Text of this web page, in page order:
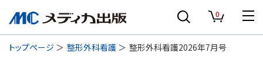
0
トップページ 整形外科看護 整形外科看護2026年7月号